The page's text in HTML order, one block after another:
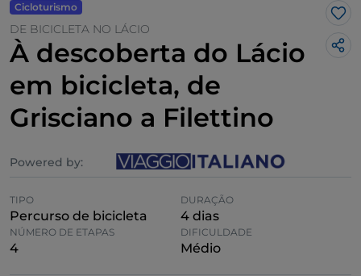
Cicloturismo
DE BICICLETA NO LÁCIO
À descoberta do Lácio
em bicicleta, de
Grisciano a Filettino
Powered by:
TIPO
Percurso de bicicleta
DURAÇÃO
4 dias
NÚMERO DE ETAPAS
4
DIFICULDADE
Médio